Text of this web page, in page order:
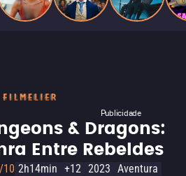
Publicidade
& Dragons:
Entre Rebeldes
10 2h14min +12 2023 Aventura